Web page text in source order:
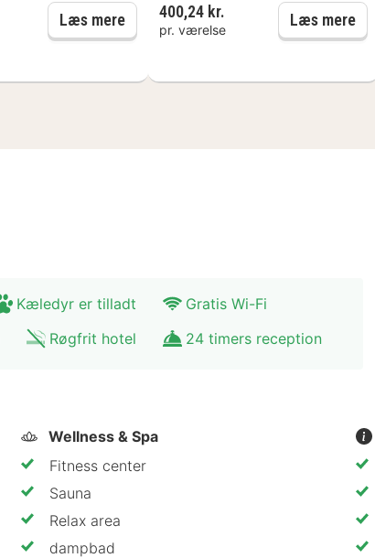
Læs mereSkål med frisk frugt
400,24 kr.
pr. værelse
Læs mere
Kæledyr er tilladt
Gratis Wi-Fi
Røgfrit hotel 24 timers reception
Wellness & Spa
Fitness center
Sauna
Relax area
dampbad